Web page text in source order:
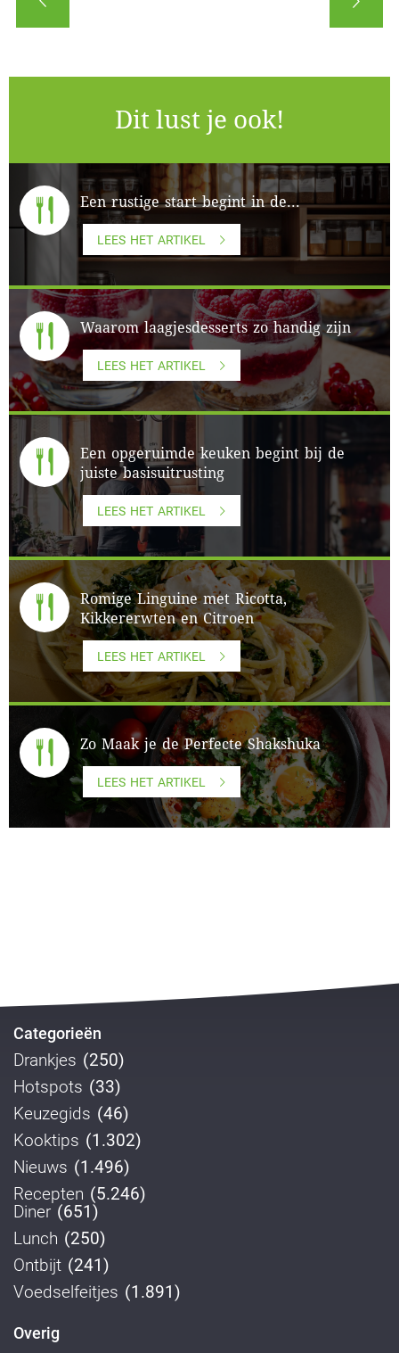
Dit lust je ook!
Een rustige start begint in de...
LEES HET ARTIKEL
Waarom laagjesdesserts zo handig zijn
LEES HET ARTIKEL
Een opgeruimde keuken begint bij de
juiste basisuitrusting
LEES HET ARTIKEL
Romige Linguine met Ricotta,
Kikkererwten en Citroen
LEES HET ARTIKEL
Zo Maak je de Perfecte Shakshuka
LEES HET ARTIKEL
Categorieën
Drankjes (250)
Hotspots (33)
Keuzegids (46)
Kooktips (1.302)
Nieuws (1.496)
Recepten (5.246)
Diner (651)
Lunch (250)
Ontbijt (241)
Voedselfeitjes (1.891)
Overig